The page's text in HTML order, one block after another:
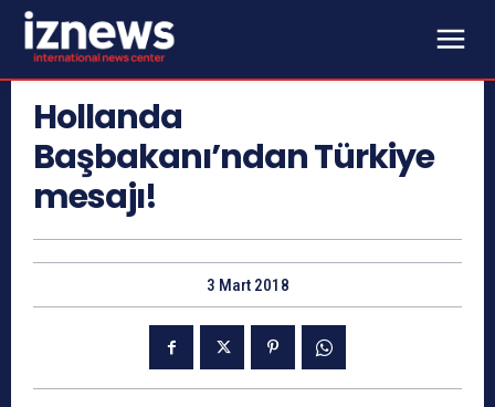
Hollanda
Başbakanı’ndan Türkiye
mesajı!
3 Mart 2018